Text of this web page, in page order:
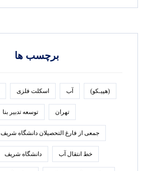
برچسب ها
(هپیـکو) آب اسکلت فلزی
تهران توسعه تدبير بنا
جمعی از فارغ التحصیلان دانشگاه شریف
خط انتقال آب دانشگاه شریف